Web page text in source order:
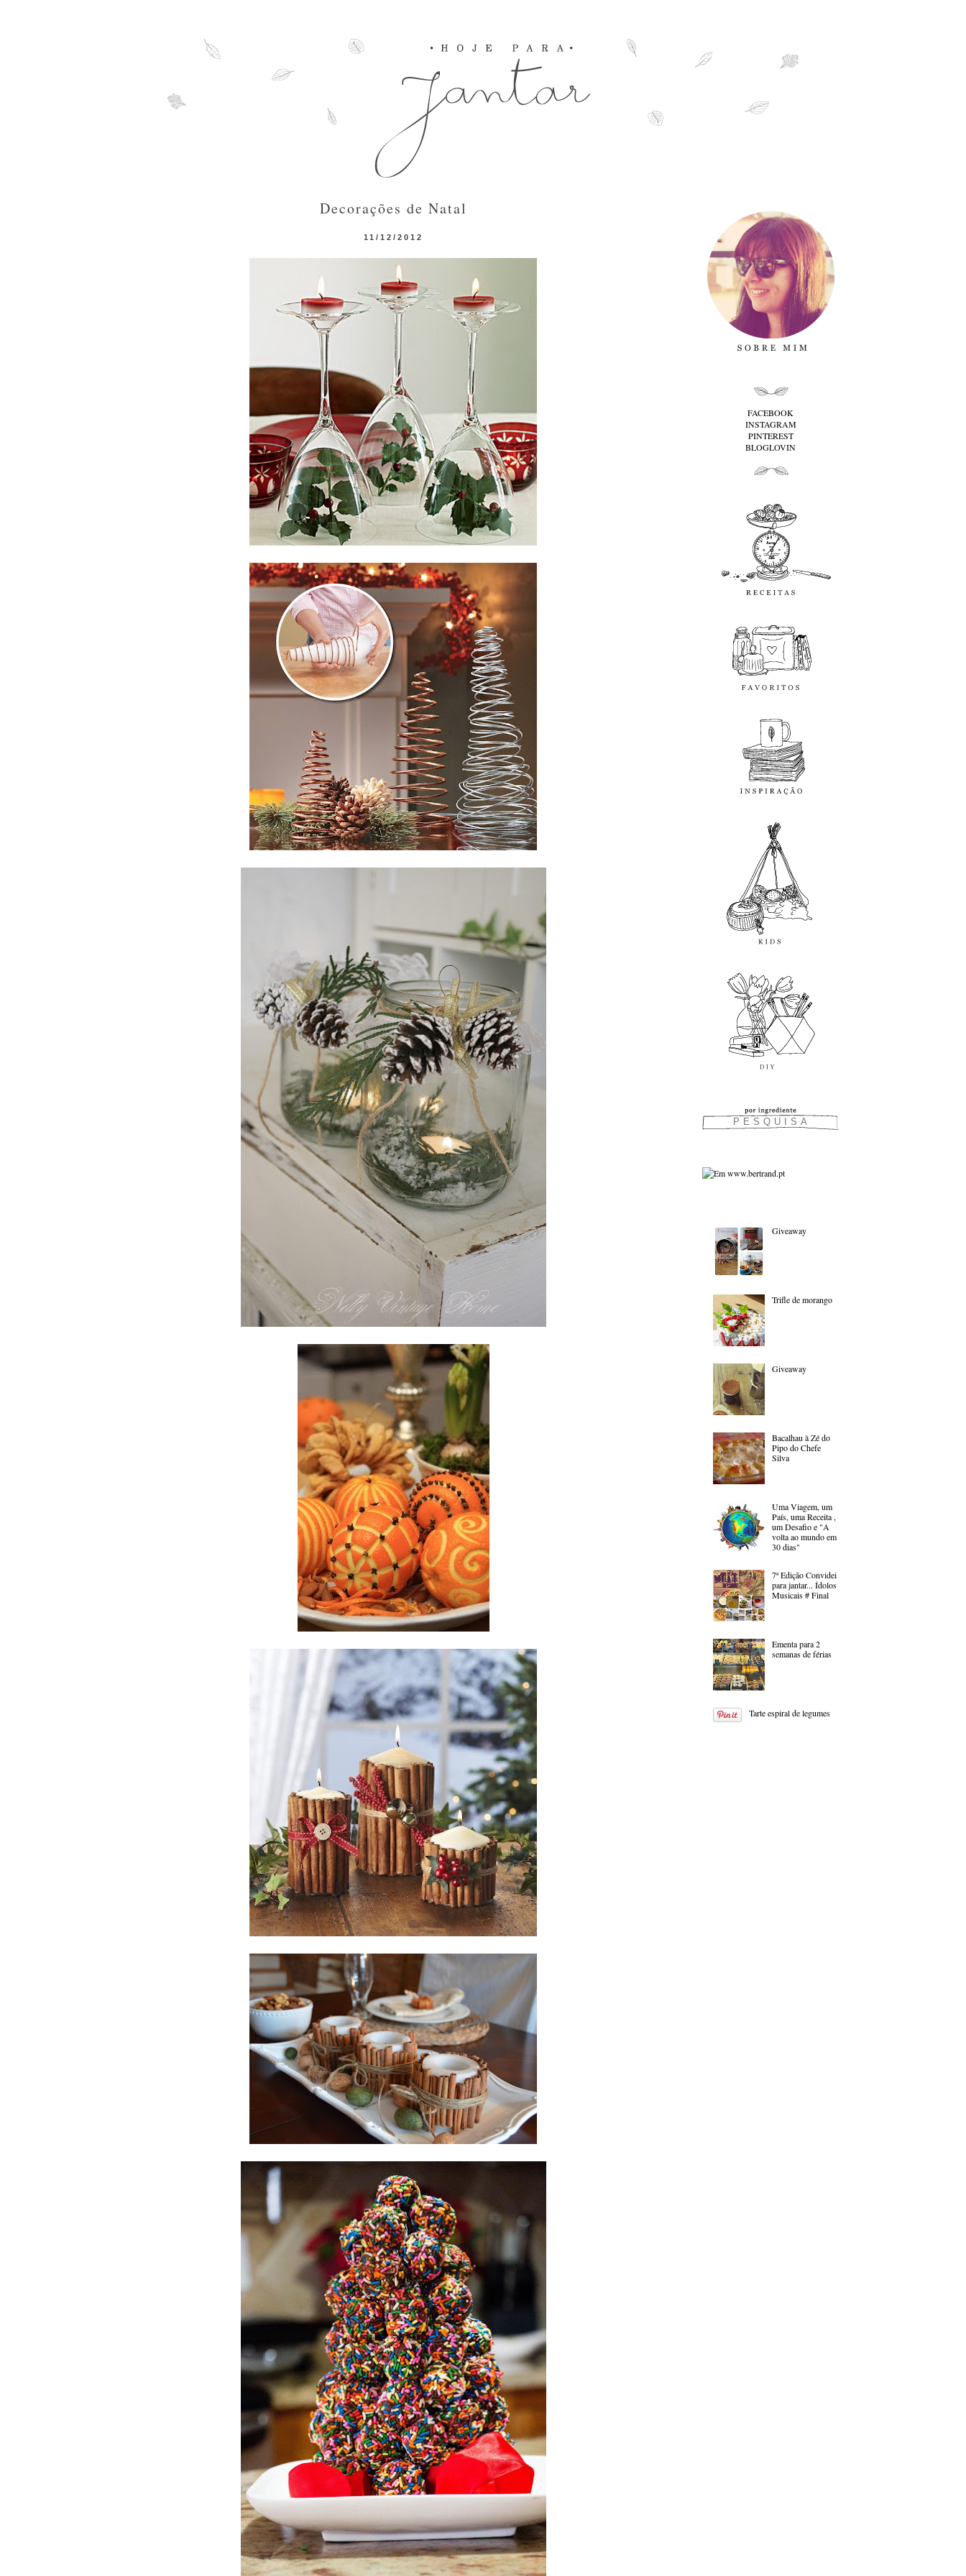
11/12/2012
Decorações de Natal
FACEBOOK
INSTAGRAM
PINTEREST
BLOGLOVIN
Giveaway
Trifle de morango
Giveaway
Bacalhau à Zé do
Pipo do Chefe
Silva
Uma Viagem, um
País, uma Receita ,
um Desafio e "A
volta ao mundo em
30 dias"
7ª Edição Convidei
para jantar... Ídolos
Musicais # Final
Ementa para 2
semanas de férias
Tarte espiral de legumes